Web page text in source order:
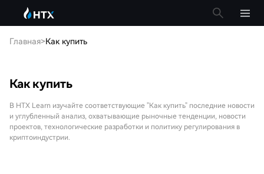
Главная>Как купить
Как купить
В HTX Learn изучайте соответствующие "Как купить" последние новости
и углубленный анализ, охватывающие рыночные тенденции, новости
проектов, технологические разработки и политику регулирования в
криптоиндустрии.